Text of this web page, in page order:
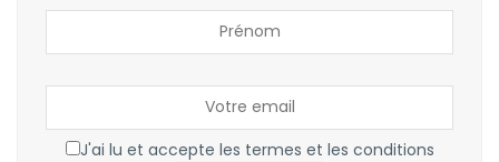
J'ai lu et accepte les termes et les conditions